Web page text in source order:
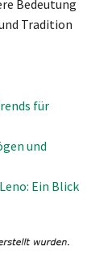
Bedeutung
Tradition
für
und
Ein Blick